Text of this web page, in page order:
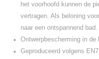
het voorhoofd kunnen de
vertragen. Als beloning
naar een ontspannend bad.
Ontwerpbescherming in de
Geproduceerd volgens